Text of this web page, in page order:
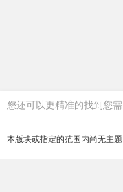
您还可以更精准的找到您
本版块或指定的范围内尚无主题